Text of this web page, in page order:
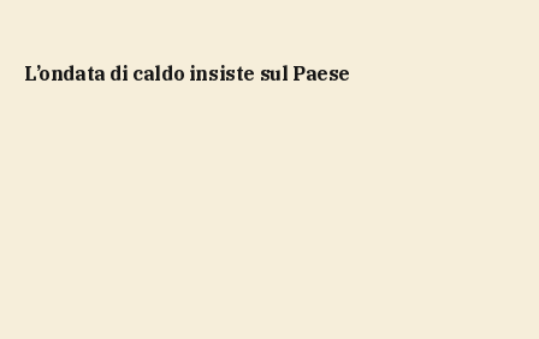
l’ondata di caldo insiste sul Paese